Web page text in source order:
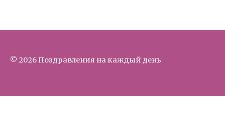
© 2026 Поздравления на каждый день